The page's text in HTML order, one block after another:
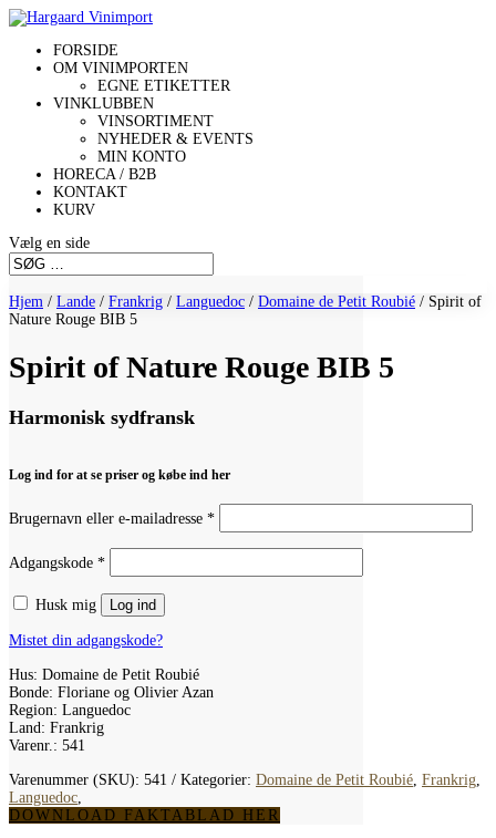
FORSIDE
OM VINIMPORTEN
EGNE ETIKETTER
VINKLUBBEN
VINSORTIMENT
NYHEDER & EVENTS
MIN KONTO
HORECA / B2B
KONTAKT
KURV
Vælg en side
Hjem / Lande / Frankrig / Languedoc / Domaine de Petit Roubié / Spirit of
Nature Rouge BIB 5
Spirit of Nature Rouge BIB 5
Harmonisk sydfransk
Log ind for at se priser og købe ind her
Brugernavn eller e-mailadresse *Påkrævet
Adgangskode *Påkrævet
Husk mig Log ind
Mistet din adgangskode?
Hus: Domaine de Petit Roubié
Bonde: Floriane og Olivier Azan
Region: Languedoc
Land: Frankrig
Varenr.: 541
Varenummer (SKU): 541 Kategorier: Domaine de Petit Roubié Frankrig
Languedoc
DOWNLOAD FAKTABLAD HER